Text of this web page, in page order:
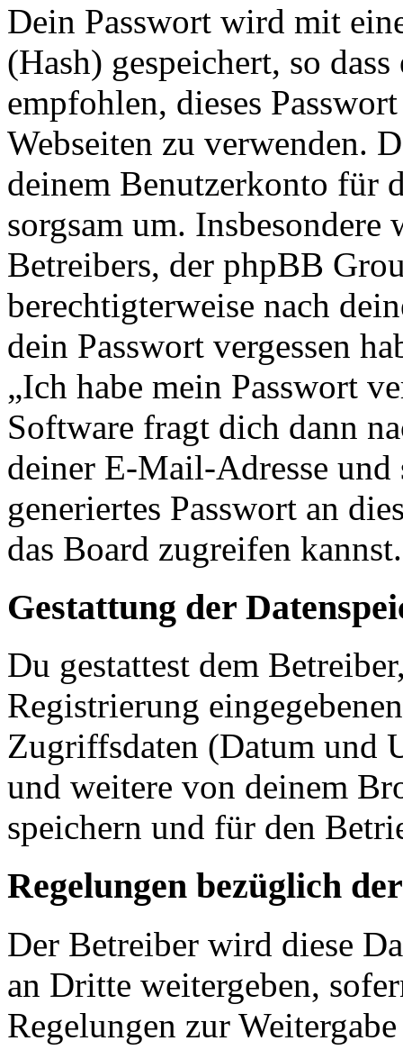
Dein Passwort wird mit
(Hash) gespeichert, so
empfohlen, dieses
Webseiten zu verwenden.
deinem Benutzerkonto für
sorgsam um.
Betreibers, der phpBB
berechtigterweise nach
dein Passwort vergessen
„Ich habe mein Passwort
Software fragt dich dann
deiner E-Mail-Adresse und
generiertes Passwort an
das Board zugreifen kannst.
Gestattung der
Du gestattest dem
Registrierung
Zugriffsdaten (Datum und
und weitere von deinem
speichern und für den
Regelungen bezüglich
Der Betreiber wird diese
an Dritte weitergeben,
Regelungen zur